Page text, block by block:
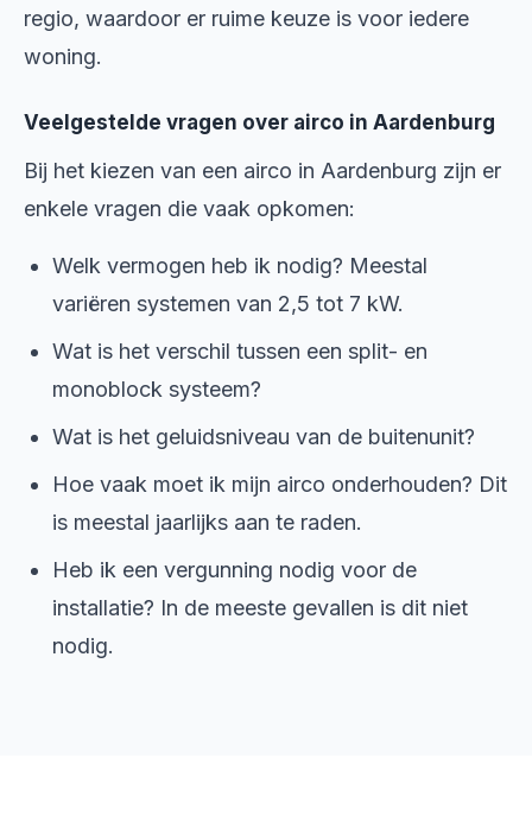
regio, waardoor er ruime keuze is voor iedere
woning.
Veelgestelde vragen over airco in Aardenburg
Bij het kiezen van een airco in Aardenburg zijn er
enkele vragen die vaak opkomen:
Welk vermogen heb ik nodig? Meestal
variëren systemen van 2,5 tot 7 kW.
Wat is het verschil tussen een split- en
monoblock systeem?
Wat is het geluidsniveau van de buitenunit?
Hoe vaak moet ik mijn airco onderhouden? Dit
is meestal jaarlijks aan te raden.
Heb ik een vergunning nodig voor de
installatie? In de meeste gevallen is dit niet
nodig.